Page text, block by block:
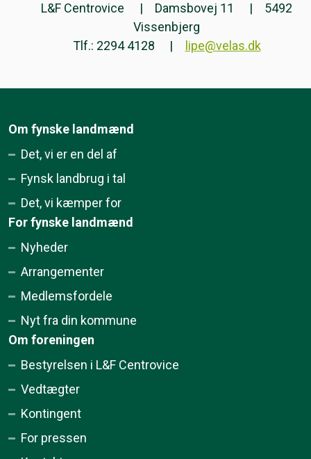
L&F Centrovice Damsbovej 11
5492
Vissenbjerg
Tlf.: 2294 4128
lipe@velas.dk
Om fynske landmænd
Det, vi er en del af
Fynsk landbrug i tal
Det, vi kæmper for
For fynske landmænd
Nyheder
Arrangementer
Medlemsfordele
Nyt fra din kommune
Om foreningen
Bestyrelsen i L&F Centrovice
Vedtægter
Kontingent
For pressen